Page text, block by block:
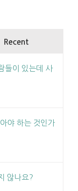
Recent
들이 있는데 사
야 하는 것인가
않나요?